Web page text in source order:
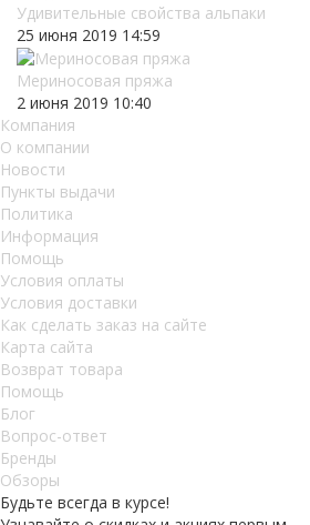
Удивительные свойства альпаки
25 июня 2019 14:59
Мериносовая пряжа
2 июня 2019 10:40
Компания
О компании
Новости
Пункты выдачи
Политика
Информация
Помощь
Условия оплаты
Условия доставки
Как сделать заказ на сайте
Карта сайта
Возврат товара
Помощь
Блог
Вопрос-ответ
Бренды
Обзоры
Будьте всегда в курсе!